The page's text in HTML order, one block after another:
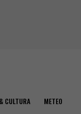
CULTURA METEO